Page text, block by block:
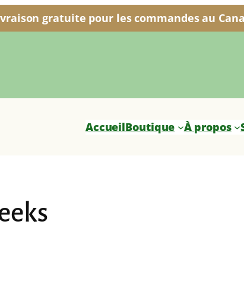
gratuite pour les commandes au
AccueilBoutique À propos